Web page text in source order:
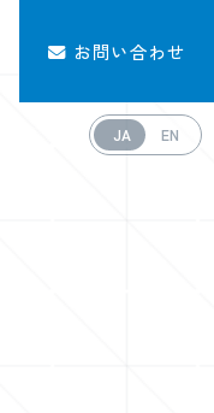
お問い合わせ
JA EN